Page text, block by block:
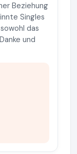
Beziehung
Singles
das
und